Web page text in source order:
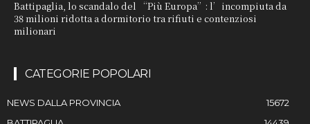
Battipaglia, lo scandalo del “Più Europa”: l’incompiuta da
38 milioni ridotta a dormitorio tra rifiuti e contenziosi
milionari
CATEGORIE POPOLARI
NEWS DALLA PROVINCIA
15672